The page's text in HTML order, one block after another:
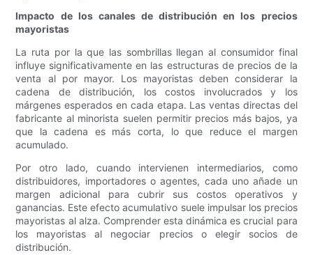
Impacto de los canales de distribución en los precios
mayoristas
La ruta por la que las sombrillas llegan al consumidor final
influye significativamente en las estructuras de precios de la
venta al por mayor. Los mayoristas deben considerar la
cadena de distribución, los costos involucrados y los
márgenes esperados en cada etapa. Las ventas directas del
fabricante al minorista suelen permitir precios más bajos, ya
que la cadena es más corta, lo que reduce el margen
acumulado.
Por otro lado, cuando intervienen intermediarios, como
distribuidores, importadores o agentes, cada uno añade un
margen adicional para cubrir sus costos operativos y
ganancias. Este efecto acumulativo suele impulsar los precios
mayoristas al alza. Comprender esta dinámica es crucial para
los mayoristas al negociar precios o elegir socios de
distribución.